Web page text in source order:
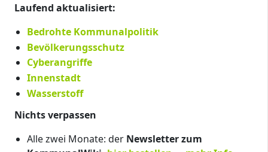
Laufend aktualisiert:
Bedrohte Kommunalpolitik
Bevölkerungsschutz
Cyberangriffe
Innenstadt
Wasserstoff
Nichts verpassen
Alle zwei Monate: der Newsletter zum